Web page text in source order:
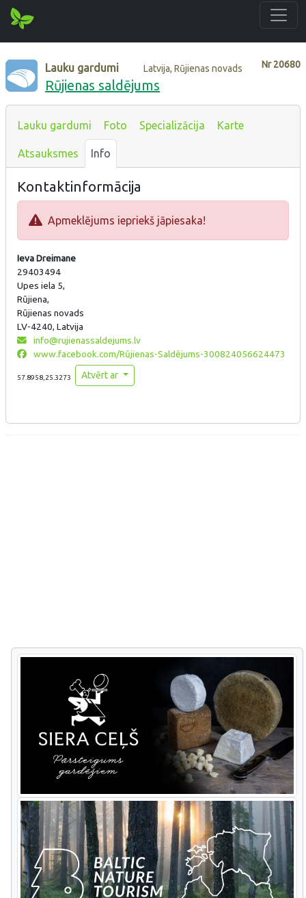
Nr20680
Lauku gardumi Latvija, Rūjienas novads
Rūjienas saldējums
Lauku gardumi Foto Specializācija Karte
Atsauksmes Info
Kontaktinformācija
Apmeklējums iepriekš jāpiesaka!
Ieva Dreimane
29403494
Upes iela 5,
Rūjiena,
Rūjienas novads
LV-4240, Latvija
info@rujienassaldejums.lv
www.facebook.com/Rūjienas-Saldējums-300824056624473
57.8958,25.3273 Atvērt ar